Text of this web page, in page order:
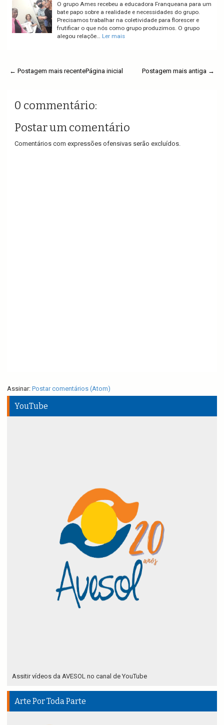
O grupo Ames recebeu a educadora Franqueana para um
bate papo sobre a realidade e necessidades do grupo.
Precisamos trabalhar na coletividade para florescer e
frutificar o que nós como grupo produzimos. O grupo
alegou relaçõe… Ler mais
← Postagem mais recente Postagem mais antiga →
Página inicial
0 commentário:
Postar um comentário
Comentários com expressões ofensivas serão excluídos.
Assinar: Postar comentários (Atom)
YouTube
Assitir vídeos da AVESOL no canal de YouTube
Arte Por Toda Parte